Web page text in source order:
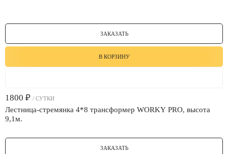
ЗАКАЗАТЬ
В КОРЗИНУ
1800 ₽ / СУТКИ
Лестница-стремянка 4*8 трансформер WORKY PRO, высота
9,1м.
ЗАКАЗАТЬ